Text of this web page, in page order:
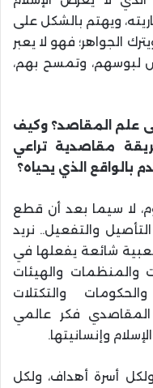
ويهتم بالشكل على
الجواهر؛ فهو لا يعبر
لبوسهم، وتمسح بهم،
علم المقاصد؟ وكيف
مقاصدية تراعي
بالواقع الذي يحياه؟
لا سيما بعد أن قطع
والتفعيل.. نريد
شائعة يفعلها في
والمنظمات والهيئات
والحكومات والتكتلات
المقاصدي فكر عالمي
وإنسانيتها.
أسرة أهداف، ولكل